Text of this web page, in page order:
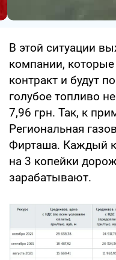
В этой ситуации
компании,
контракт и будут
голубое топливо
7,96 грн. Так, к
Региональная
Фирташа. Каждый
на 3 копейки
зарабатывают.